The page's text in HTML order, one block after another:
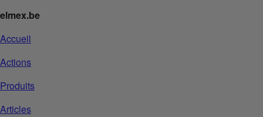
elmex.be
Accueil
Actions
Produits
Articles